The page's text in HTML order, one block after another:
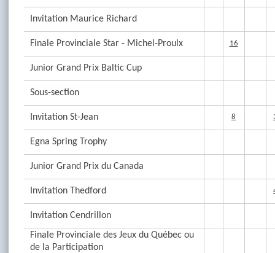
Invitation Maurice Richard
Finale Provinciale Star - Michel-Proulx 16
Junior Grand Prix Baltic Cup
Sous-section
Invitation St-Jean 8
Egna Spring Trophy
Junior Grand Prix du Canada
Invitation Thedford
Invitation Cendrillon
Finale Provinciale des Jeux du Québec ou
de la Participation